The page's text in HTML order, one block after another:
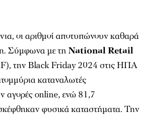
οι αριθμοί αποτυπώνουν καθαρά
Σύμφωνα με τηNational Retail
την Black Friday 2024 στις ΗΠΑ
καταναλωτές
αγορές online, ενώ 81,7
φυσικά καταστήματα. Την